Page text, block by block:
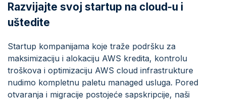
Razvijajte svoj startup na cloud-u i
uštedite
Startup kompanijama koje traže podršku za
maksimizaciju i alokaciju AWS kredita, kontrolu
troškova i optimizaciju AWS cloud infrastrukture
nudimo kompletnu paletu managed usluga. Pored
otvaranja i migracije postojeće sapskripcije, naši